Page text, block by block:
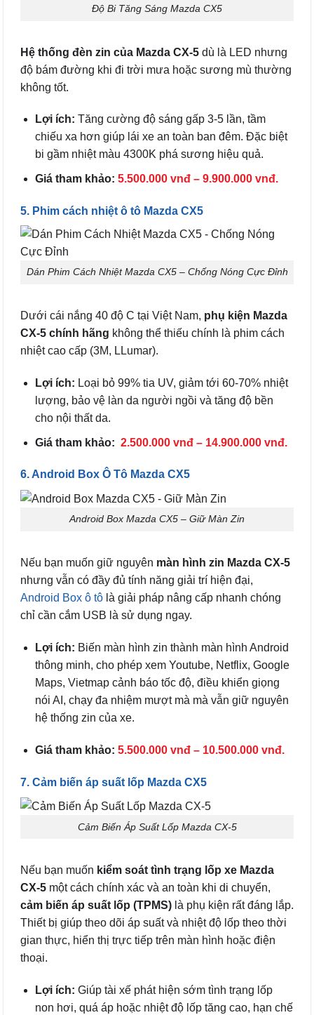
Độ Bi Tăng Sáng Mazda CX5
Hệ thống đèn zin của Mazda CX-5 dù là LED nhưng
độ bám đường khi đi trời mưa hoặc sương mù thường
không tốt.
Lợi ích: Tăng cường độ sáng gấp 3-5 lần, tầm
chiếu xa hơn giúp lái xe an toàn ban đêm. Đặc biệt
bi gầm nhiệt màu 4300K phá sương hiệu quả.
Giá tham khảo: 5.500.000 vnđ – 9.900.000 vnđ.
5. Phim cách nhiệt ô tô Mazda CX5
Dán Phim Cách Nhiệt Mazda CX5 – Chống Nóng Cực Đỉnh
Dưới cái nắng 40 độ C tại Việt Nam, phụ kiện Mazda
CX-5 chính hãng không thể thiếu chính là phim cách
nhiệt cao cấp (3M, LLumar).
Lợi ích: Loại bỏ 99% tia UV, giảm tới 60-70% nhiệt
lượng, bảo vệ làn da người ngồi và tăng độ bền
cho nội thất da.
Giá tham khảo: 2.500.000 vnđ – 14.900.000 vnđ.
6. Android Box Ô Tô Mazda CX5
Android Box Mazda CX5 – Giữ Màn Zin
Nếu bạn muốn giữ nguyên màn hình zin Mazda CX-5
nhưng vẫn có đầy đủ tính năng giải trí hiện đại,
Android Box ô tô là giải pháp nâng cấp nhanh chóng
chỉ cần cắm USB là sử dụng ngay.
Lợi ích: Biến màn hình zin thành màn hình Android
thông minh, cho phép xem Youtube, Netflix, Google
Maps, Vietmap cảnh báo tốc độ, điều khiển giọng
nói AI, chạy đa nhiệm mượt mà mà vẫn giữ nguyên
hệ thống zin của xe.
Giá tham khảo: 5.500.000 vnđ – 10.500.000 vnđ.
7. Cảm biến áp suất lốp Mazda CX5
Cảm Biến Áp Suất Lốp Mazda CX-5
Nếu bạn muốn kiểm soát tình trạng lốp xe Mazda
CX-5 một cách chính xác và an toàn khi di chuyển,
cảm biến áp suất lốp (TPMS) là phụ kiện rất đáng lắp.
Thiết bị giúp theo dõi áp suất và nhiệt độ lốp theo thời
gian thực, hiển thị trực tiếp trên màn hình hoặc điện
thoại.
Lợi ích: Giúp tài xế phát hiện sớm tình trạng lốp
non hơi, quá áp hoặc nhiệt độ lốp tăng cao, hạn chế